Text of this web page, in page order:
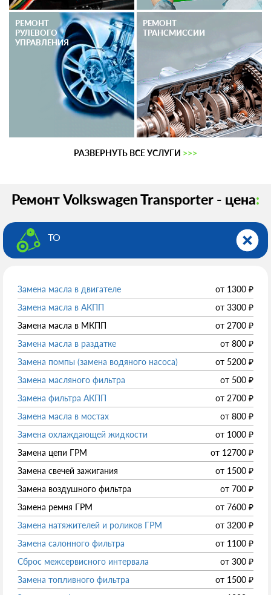
РЕМОНТ
РУЛЕВОГО
УПРАВЛЕНИЯ
РЕМОНТ
ТРАНСМИССИИ
РАЗВЕРНУТЬ ВСЕ УСЛУГИ >>>
Ремонт Volkswagen Transporter - цена:
ТО
Замена масла в двигателе от 1300 ₽
Замена масла в АКПП
от 3300 ₽
Замена масла в МКПП
от 2700 ₽
Замена масла в раздатке
от 800 ₽
Замена помпы (замена водяного насоса)
от 5200 ₽
Замена масляного фильтра
от 500 ₽
Замена фильтра АКПП
от 2700 ₽
Замена масла в мостах
от 800 ₽
Замена охлаждающей жидкости
от 1000 ₽
Замена цепи ГРМ
от 12700 ₽
Замена свечей зажигания
от 1500 ₽
Замена воздушного фильтра
от 700 ₽
Замена ремня ГРМ
от 7600 ₽
Замена натяжителей и роликов ГРМ
от 3200 ₽
Замена салонного фильтра
от 1100 ₽
Сброс межсервисного интервала
от 300 ₽
Замена топливного фильтра
от 1500 ₽